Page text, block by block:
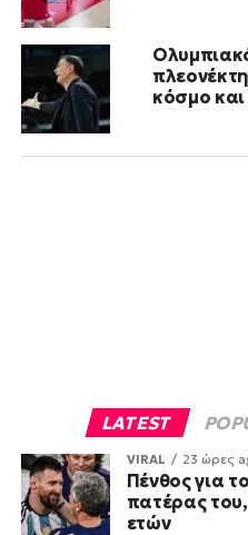
κόσμο
LATEST
VIRAL 23 ώρες
Πένθος για
πατέρας
ετών